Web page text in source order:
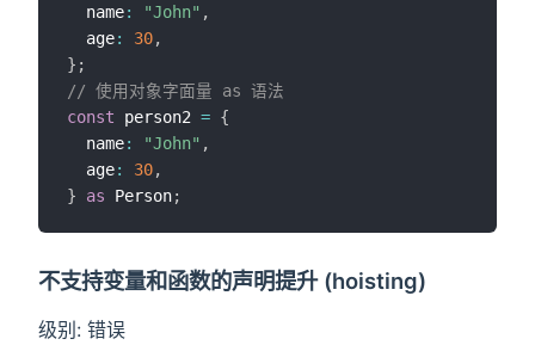
  name
: "John" ,
  age
: 30,
} ;
// 使用对象字面量 as 语法
const person2 = {
  name
: "John" ,
  age
: 30,
}
as Person;
不支持变量和函数的声明提升 (hoisting)
级别: 错误